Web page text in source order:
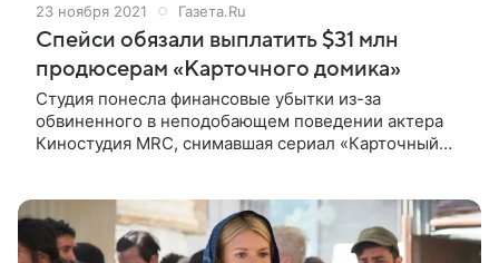
23 ноября 2021 Газета.Ru
Спейси обязали выплатить $31 млн
продюсерам «Карточного домика»
Студия понесла финансовые убытки из-за
обвиненного в неподобающем поведении актера
Киностудия MRС, снимавшая сериал «Карточный